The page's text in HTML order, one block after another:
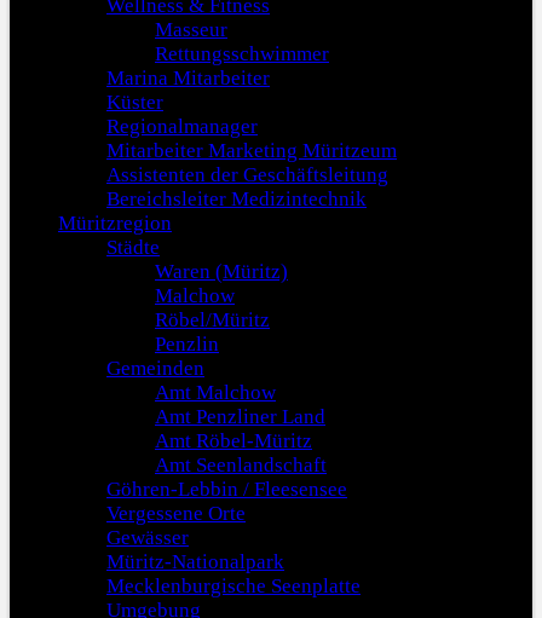
Wellness & Fitness
Masseur
Rettungsschwimmer
Marina Mitarbeiter
Küster
Regionalmanager
Mitarbeiter Marketing Müritzeum
Assistenten der Geschäftsleitung
Bereichsleiter Medizintechnik
Müritzregion
Städte
Waren (Müritz)
Malchow
Röbel/Müritz
Penzlin
Gemeinden
Amt Malchow
Amt Penzliner Land
Amt Röbel-Müritz
Amt Seenlandschaft
Göhren-Lebbin / Fleesensee
Vergessene Orte
Gewässer
Müritz-Nationalpark
Mecklenburgische Seenplatte
Umgebung